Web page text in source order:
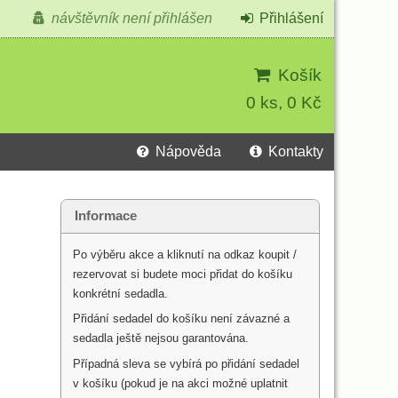
Košík
0 ks, 0 Kč
návštěvník není přihlášen Přihlášení
Nápověda Kontakty
Informace
Po výběru akce a kliknutí na odkaz koupit /
rezervovat si budete moci přidat do košíku
konkrétní sedadla.
Přidání sedadel do košíku není závazné a
sedadla ještě nejsou garantována.
Případná sleva se vybírá po přidání sedadel
v košíku (pokud je na akci možné uplatnit